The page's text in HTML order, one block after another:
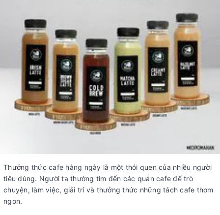
Thưởng thức cafe hàng ngày là một thói quen của nhiều người
tiêu dùng. Người ta thường tìm đến các quán cafe để trò
chuyện, làm việc, giải trí và thưởng thức những tách cafe thơm
ngon.